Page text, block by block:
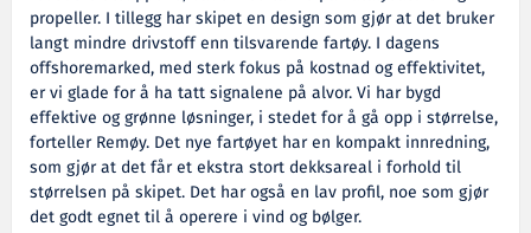
propeller. I tillegg har skipet en design som gjør at det bruker
langt mindre drivstoff enn tilsvarende fartøy. I dagens
offshoremarked, med sterk fokus på kostnad og effektivitet,
er vi glade for å ha tatt signalene på alvor. Vi har bygd
effektive og grønne løsninger, i stedet for å gå opp i størrelse,
forteller Remøy. Det nye fartøyet har en kompakt innredning,
som gjør at det får et ekstra stort dekksareal i forhold til
størrelsen på skipet. Det har også en lav profil, noe som gjør
det godt egnet til å operere i vind og bølger.